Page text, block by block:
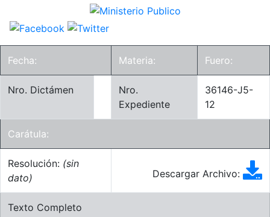
Fecha: Materia: Fuero:
Nro. Dictámen
Nro.
Expediente
36146-J5-
12
Carátula:
Resolución: (sin
dato)
Descargar Archivo:
Texto Completo